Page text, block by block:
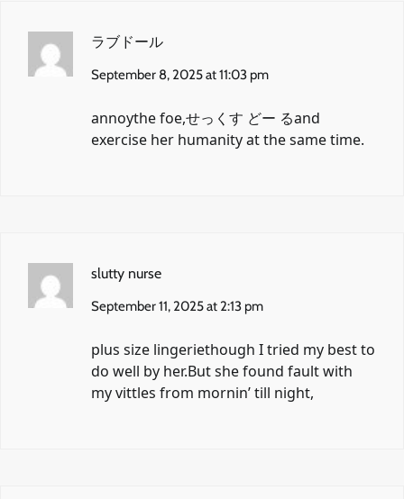
ラブドール
September 8, 2025 at 11:03 pm
annoythe foe,せっくす どー るand
exercise her humanity at the same time.
slutty nurse
September 11, 2025 at 2:13 pm
plus size lingeriethough I tried my best to
do well by her.But she found fault with
my vittles from mornin’ till night,